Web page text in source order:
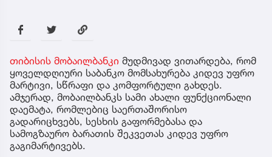
თიბისის მობაილბანკი მუდმივად ვითარდება, რომ
ყოველდღიური საბანკო მომსახურება კიდევ უფრო
მარტივი, სწრაფი და კომფორტული გახდეს.
ამჯერად, მობაილბანკს სამი ახალი ფუნქციონალი
დაემატა, რომლებიც საერთაშორისო
გადარიცხვებს, სესხის გაფორმებასა და
სამოგზაურო ბარათის შეკვეთას კიდევ უფრო
გაგიმარტივებს.